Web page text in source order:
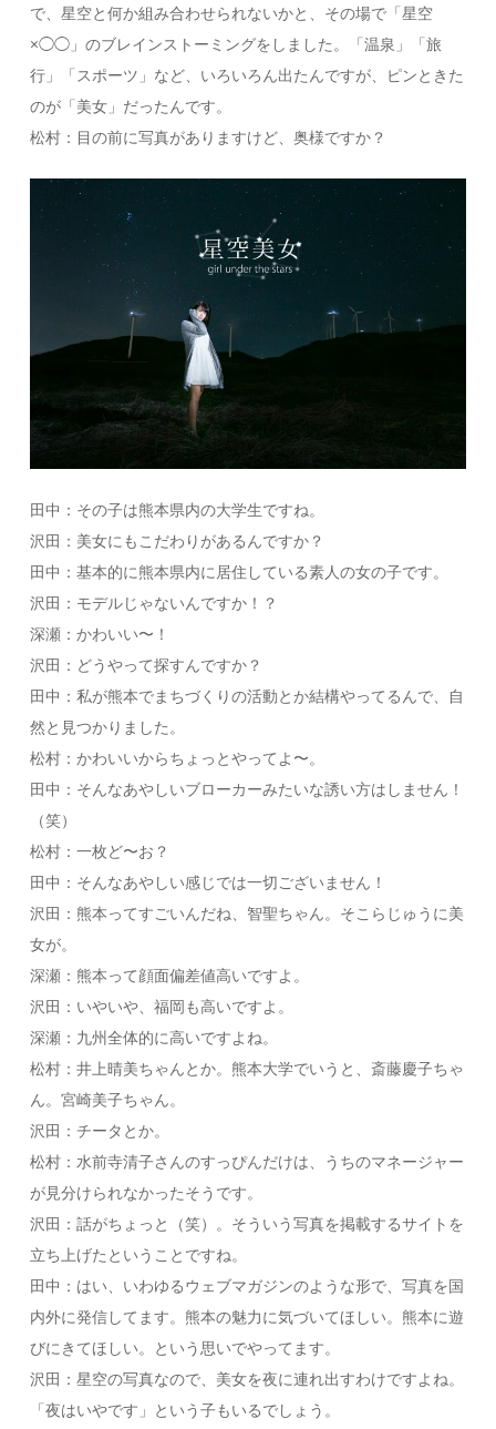
で、星空と何か組み合わせられないかと、その場で「星空
×◯◯」のブレインストーミングをしました。「温泉」「旅
行」「スポーツ」など、いろいろん出たんですが、ピンときた
のが「美女」だったんです。
松村：目の前に写真がありますけど、奥様ですか？
田中：その子は熊本県内の大学生ですね。
沢田：美女にもこだわりがあるんですか？
田中：基本的に熊本県内に居住している素人の女の子です。
沢田：モデルじゃないんですか！？
深瀬：かわいい〜！
沢田：どうやって探すんですか？
田中：私が熊本でまちづくりの活動とか結構やってるんで、自
然と見つかりました。
松村：かわいいからちょっとやってよ〜。
田中：そんなあやしいブローカーみたいな誘い方はしません！
（笑）
松村：一枚ど〜お？
田中：そんなあやしい感じでは一切ございません！
沢田：熊本ってすごいんだね、智聖ちゃん。そこらじゅうに美
女が。
深瀬：熊本って顔面偏差値高いですよ。
沢田：いやいや、福岡も高いですよ。
深瀬：九州全体的に高いですよね。
松村：井上晴美ちゃんとか。熊本大学でいうと、斎藤慶子ちゃ
ん。宮崎美子ちゃん。
沢田：チータとか。
松村：水前寺清子さんのすっぴんだけは、うちのマネージャー
が見分けられなかったそうです。
沢田：話がちょっと（笑）。そういう写真を掲載するサイトを
立ち上げたということですね。
田中：はい、いわゆるウェブマガジンのような形で、写真を国
内外に発信してます。熊本の魅力に気づいてほしい。熊本に遊
びにきてほしい。という思いでやってます。
沢田：星空の写真なので、美女を夜に連れ出すわけですよね。
「夜はいやです」という子もいるでしょう。